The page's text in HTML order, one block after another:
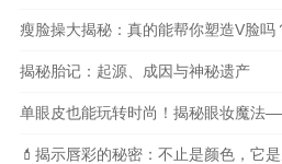
瘦脸操大揭秘：真的能帮你塑造V脸吗
揭秘胎记：起源、成因与神秘遗产
单眼皮也能玩转时尚！揭秘眼妆魔法
💄揭示唇彩的秘密：不止是颜色，它